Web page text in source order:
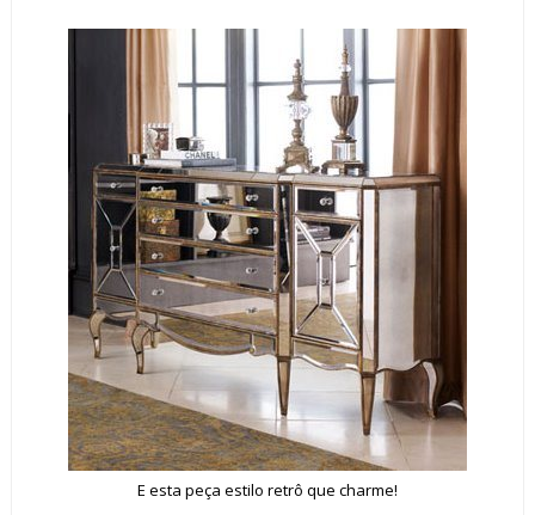
E esta peça estilo retrô que charme!